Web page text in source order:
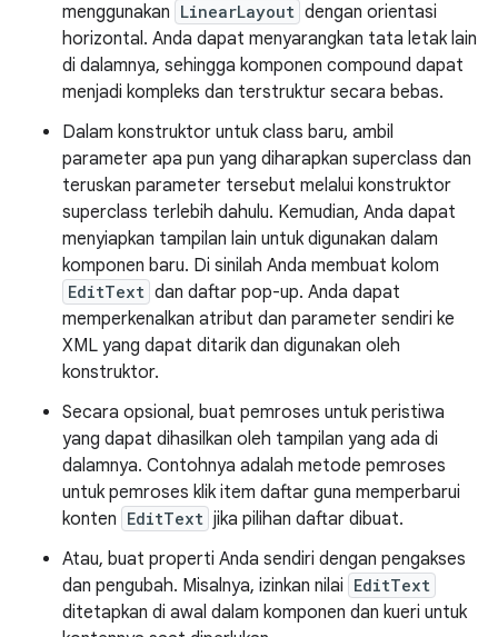
menggunakan LinearLayout dengan orientasi
horizontal. Anda dapat menyarangkan tata letak lain
di dalamnya, sehingga komponen compound dapat
menjadi kompleks dan terstruktur secara bebas.
Dalam konstruktor untuk class baru, ambil
parameter apa pun yang diharapkan superclass dan
teruskan parameter tersebut melalui konstruktor
superclass terlebih dahulu. Kemudian, Anda dapat
menyiapkan tampilan lain untuk digunakan dalam
komponen baru. Di sinilah Anda membuat kolom
EditText dan daftar pop-up. Anda dapat
memperkenalkan atribut dan parameter sendiri ke
XML yang dapat ditarik dan digunakan oleh
konstruktor.
Secara opsional, buat pemroses untuk peristiwa
yang dapat dihasilkan oleh tampilan yang ada di
dalamnya. Contohnya adalah metode pemroses
untuk pemroses klik item daftar guna memperbarui
konten EditText jika pilihan daftar dibuat.
Atau, buat properti Anda sendiri dengan pengakses
dan pengubah. Misalnya, izinkan nilai EditText
ditetapkan di awal dalam komponen dan kueri untuk